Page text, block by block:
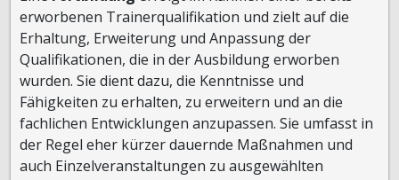
erworbenen Trainerqualifikation und zielt auf die
Erhaltung, Erweiterung und Anpassung der
Qualifikationen, die in der Ausbildung erworben
wurden. Sie dient dazu, die Kenntnisse und
Fähigkeiten zu erhalten, zu erweitern und an die
fachlichen Entwicklungen anzupassen. Sie umfasst in
der Regel eher kürzer dauernde Maßnahmen und
auch Einzelveranstaltungen zu ausgewählten